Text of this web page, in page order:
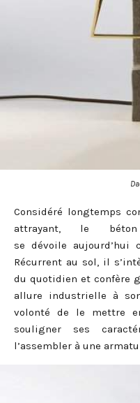
Considéré longtemps
attrayant, le
se dévoile aujourd’hui
Récurrent au sol, il
du quotidien et confère
allure industrielle à
volonté de le mettre
souligner ses
l’assembler à une